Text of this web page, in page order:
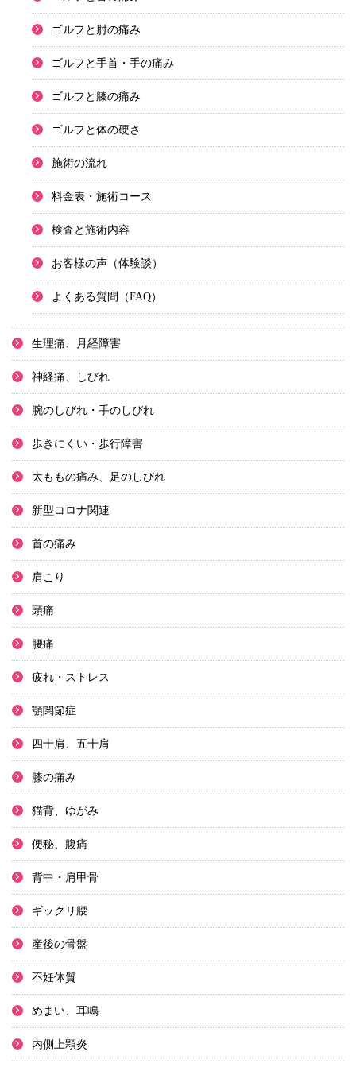
ゴルフと肘の痛み
ゴルフと手首・手の痛み
ゴルフと膝の痛み
ゴルフと体の硬さ
施術の流れ
料金表・施術コース
検査と施術内容
お客様の声（体験談）
よくある質問（FAQ）
生理痛、月経障害
神経痛、しびれ
腕のしびれ・手のしびれ
歩きにくい・歩行障害
太ももの痛み、足のしびれ
新型コロナ関連
首の痛み
肩こり
頭痛
腰痛
疲れ・ストレス
顎関節症
四十肩、五十肩
膝の痛み
猫背、ゆがみ
便秘、腹痛
背中・肩甲骨
ギックリ腰
産後の骨盤
不妊体質
めまい、耳鳴
内側上顆炎